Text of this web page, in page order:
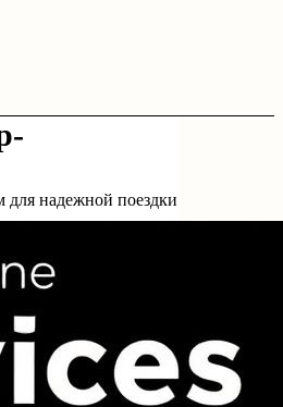
для надежной поездки